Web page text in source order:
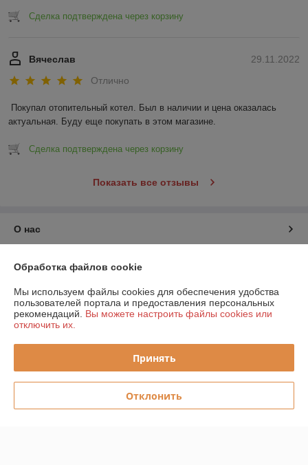
Сделка подтверждена через корзину
29.11.2022
Вячеслав
Отлично
Покупал отопительный котел. Был в наличии и цена оказалась
актуальная. Буду еще покупать в этом магазине.
Сделка подтверждена через корзину
Показать все отзывы
О нас
Контакты
Доставка и оплата
График работы
Политика обработки cookies
Обработка файлов cookie
Мы используем файлы cookies для обеспечения удобства
пользователей портала и предоставления персональных
рекомендаций. Вы можете настроить файлы cookies или
отключить их.
Принять
Отклонить